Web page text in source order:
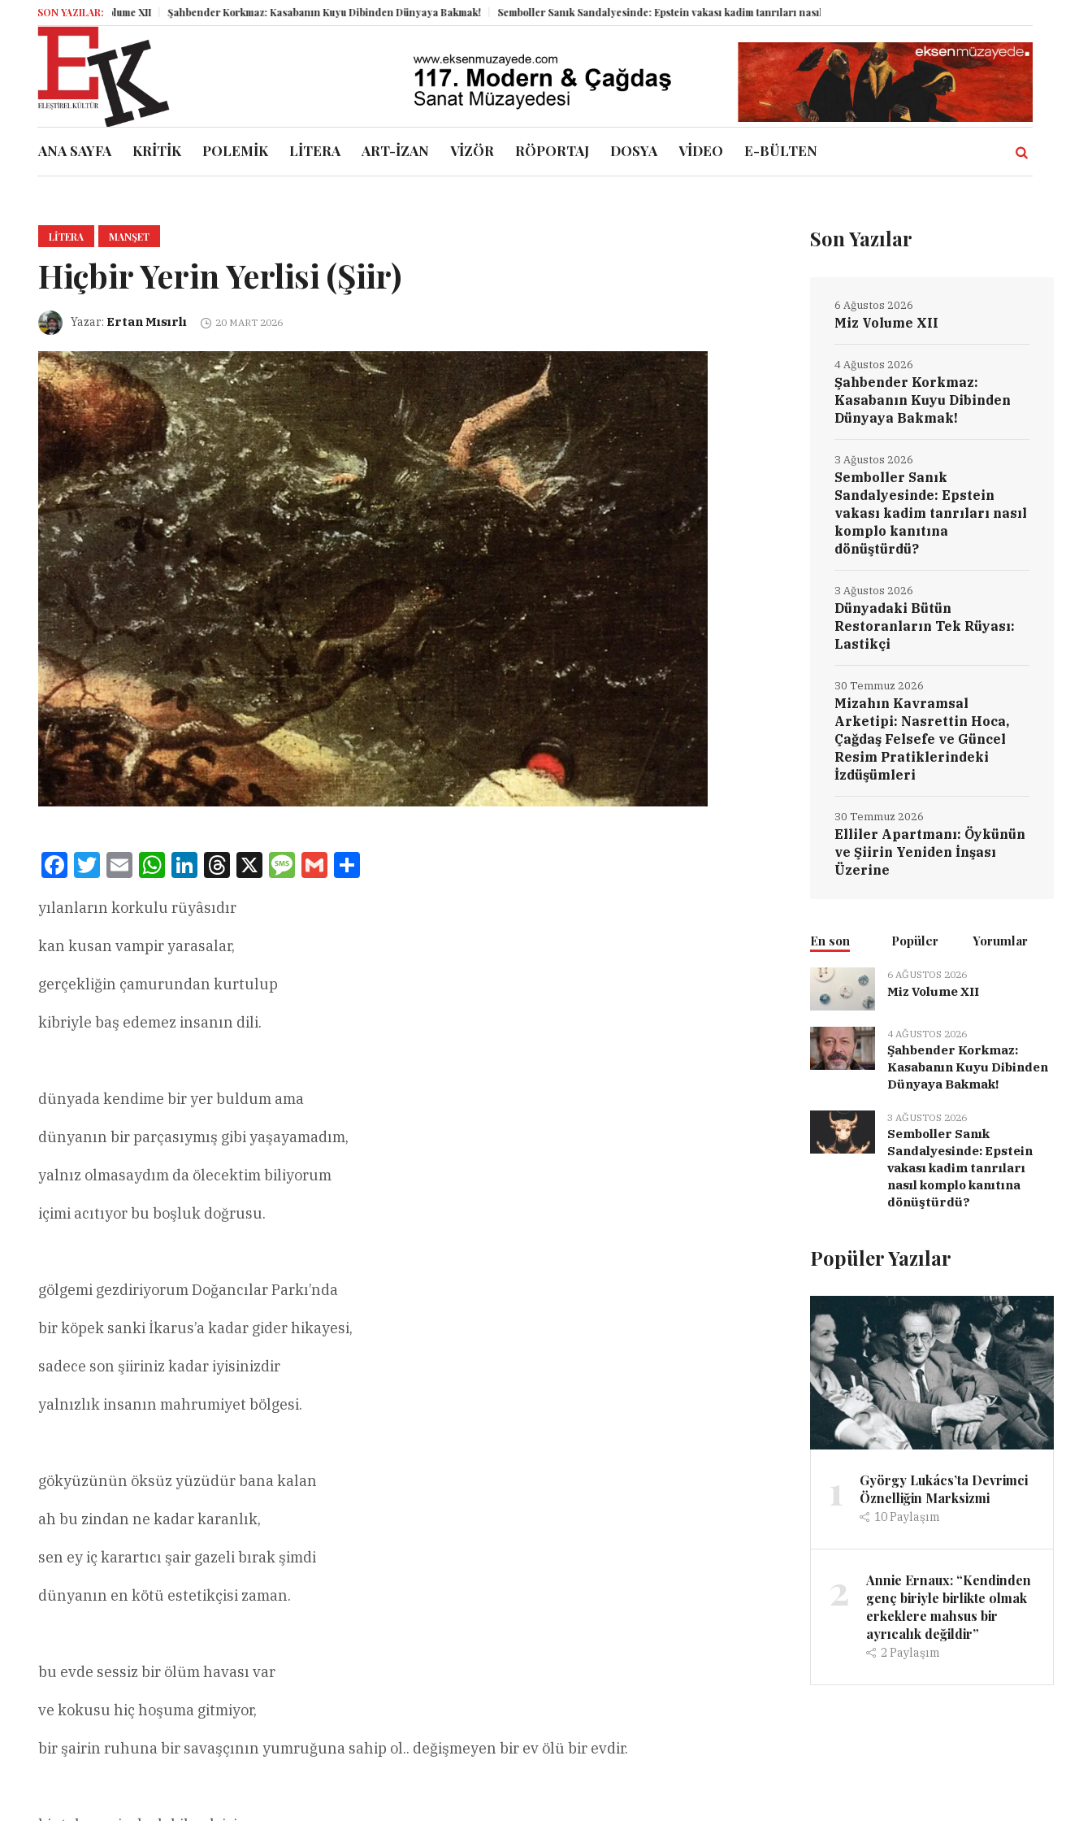
SON YAZILAR:
Miz Volume XII Şahbender Korkmaz: Kasabanın Kuyu Dibinden Dünyaya Bakmak! Semboller Sanık Sandalyesinde: Epstein vakası kadim tanrıları nasıl komplo kanıtına dönüştürdü?
ANA SAYFA KRİTİK POLEMİK LİTERA ART-İZAN VİZÖR RÖPORTAJ DOSYA VİDEO E-BÜLTEN
LITERA MANŞET
Hiçbir Yerin Yerlisi (Şiir)
Yazar: Ertan Mısırlı 20 MART 2026
FacebookTwitterEmail WhatsAppLinkedInThreads
X Message
Gmail
yılanların korkulu rüyâsıdır
kan kusan vampir yarasalar,
gerçekliğin çamurundan kurtulup
kibriyle baş edemez insanın dili.
dünyada kendime bir yer buldum ama
dünyanın bir parçasıymış gibi yaşayamadım,
yalnız olmasaydım da ölecektim biliyorum
içimi acıtıyor bu boşluk doğrusu.
gölgemi gezdiriyorum Doğancılar Parkı’nda
bir köpek sanki İkarus’a kadar gider hikayesi,
sadece son şiiriniz kadar iyisinizdir
yalnızlık insanın mahrumiyet bölgesi.
gökyüzünün öksüz yüzüdür bana kalan
ah bu zindan ne kadar karanlık,
sen ey iç karartıcı şair gazeli bırak şimdi
dünyanın en kötü estetikçisi zaman.
bu evde sessiz bir ölüm havası var
ve kokusu hiç hoşuma gitmiyor,
bir şairin ruhuna bir savaşçının yumruğuna sahip ol.. değişmeyen bir ev ölü bir evdir.
Son Yazılar
Miz Volume XII
6 Ağustos 2026
Şahbender Korkmaz:
Kasabanın Kuyu Dibinden
Dünyaya Bakmak!
4 Ağustos 2026
Semboller Sanık
Sandalyesinde: Epstein
vakası kadim tanrıları nasıl
komplo kanıtına
dönüştürdü?
3 Ağustos 2026
Dünyadaki Bütün
Restoranların Tek Rüyası:
Lastikçi
3 Ağustos 2026
Mizahın Kavramsal
Arketipi: Nasrettin Hoca,
Çağdaş Felsefe ve Güncel
Resim Pratiklerindeki
İzdüşümleri
30 Temmuz 2026
Elliler Apartmanı: Öykünün
ve Şiirin Yeniden İnşası
Üzerine
30 Temmuz 2026
En son Popüler Yorumlar
6 AĞUSTOS 2026
Miz Volume XII
4 AĞUSTOS 2026
Şahbender Korkmaz:
Kasabanın Kuyu Dibinden
Dünyaya Bakmak!
3 AĞUSTOS 2026
Semboller Sanık
Sandalyesinde: Epstein
vakası kadim tanrıları
nasıl komplo kanıtına
dönüştürdü?
Popüler Yazılar
1
György Lukács’ta Devrimci
Öznelliğin Marksizmi
10Paylaşım
2
Annie Ernaux: “Kendinden
genç biriyle birlikte olmak
erkeklere mahsus bir
ayrıcalık değildir”
2Paylaşım